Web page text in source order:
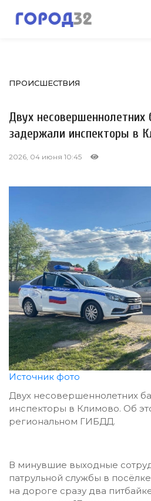
ПРОИСШЕСТВИЯ
Двух несовершеннолетних
задержали инспекторы в
2026, 04 июня 10:45
Источник фото
Двух несовершеннолетних
инспекторы в Климово. Об
региональном ГИБДД.
В минувшие выходные
патрульной службы в
на дороге сразу два